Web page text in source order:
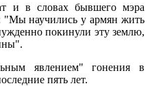
и в словах бывшего мэра
"Мы научились у армян жить
покинули эту землю,
явлением" гонения в
пять лет.